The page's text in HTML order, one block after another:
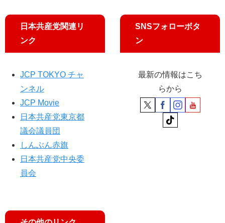
日本共産党関連リ
ンク
JCP TOKYO チャ
ンネル
JCP Movie
日本共産党東京都
議会議員団
しんぶん赤旗
日本共産党中央委
員会
SNSフォローボタ
ン
最新の情報はこち
らから